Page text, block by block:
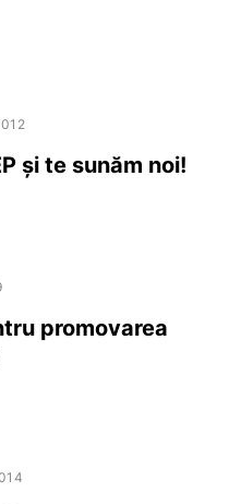
și te sunăm noi!
promovarea